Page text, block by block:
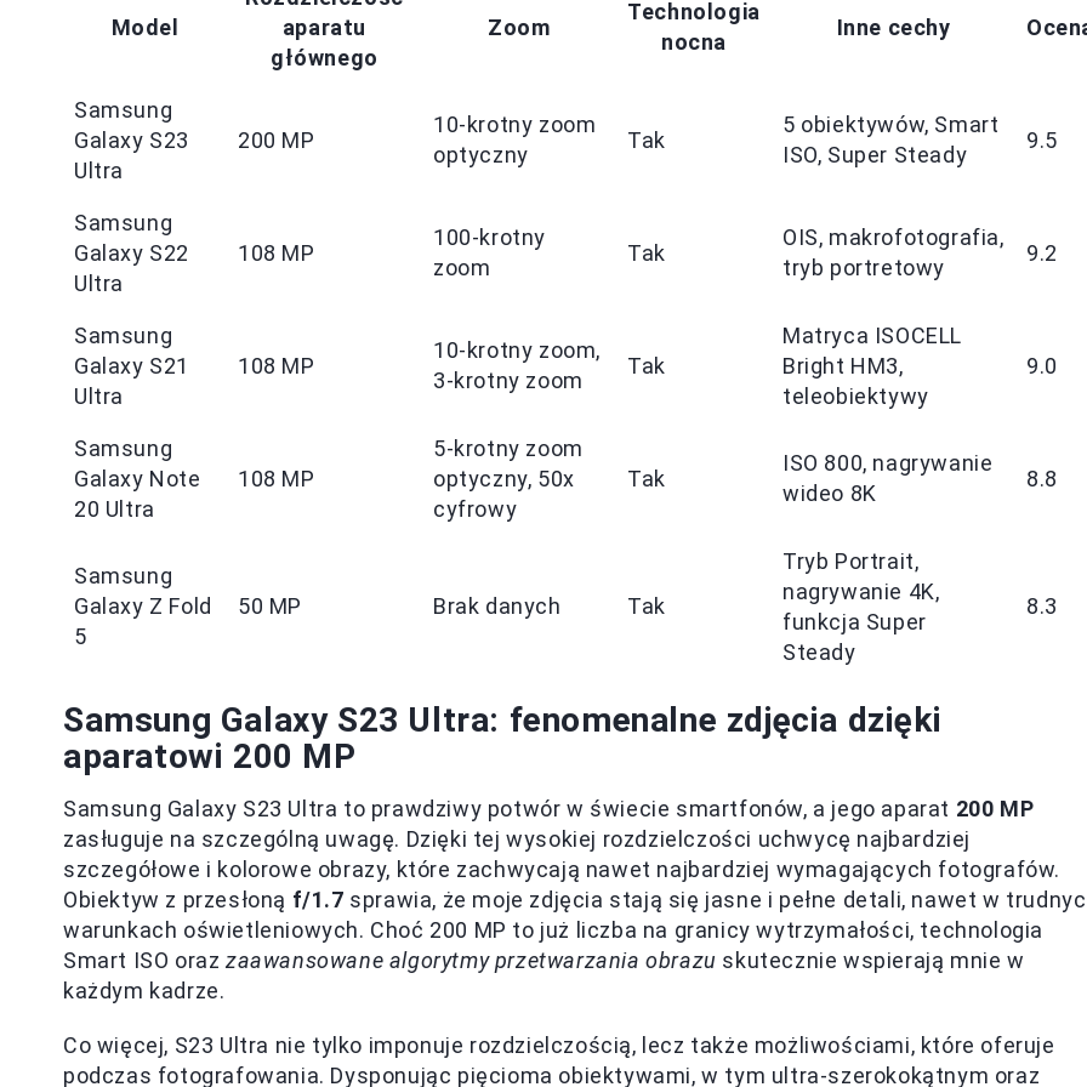
Model
aparatu
głównego
Zoom
Technologia
nocna
Inne cechy
Samsung
Galaxy S23
Ultra
200 MP
10-krotny zoom
optyczny
Tak
5 obiektywów, Smart
ISO, Super Steady
9.5
Samsung
Galaxy S22
Ultra
108 MP
100-krotny
zoom
Tak
OIS, makrofotografia,
tryb portretowy
9.2
Samsung
Galaxy S21
Ultra
108 MP
10-krotny zoom,
3-krotny zoom
Tak
Matryca ISOCELL
Bright HM3,
teleobiektywy
9.0
Samsung
Galaxy Note
20 Ultra
108 MP
5-krotny zoom
optyczny, 50x
cyfrowy
Tak
ISO 800, nagrywanie
wideo 8K
8.8
Samsung
Galaxy Z Fold
5
50 MP Brak danych Tak
Tryb Portrait,
nagrywanie 4K,
funkcja Super
Steady
8.3
Samsung Galaxy S23 Ultra: fenomenalne zdjęcia dzięki
aparatowi 200 MP
Samsung Galaxy S23 Ultra to prawdziwy potwór w świecie smartfonów, a jego aparat 200 MP
zasługuje na szczególną uwagę. Dzięki tej wysokiej rozdzielczości uchwycę najbardziej
szczegółowe i kolorowe obrazy, które zachwycają nawet najbardziej wymagających fotografów.
Obiektyw z przesłoną f/1.7 sprawia, że moje zdjęcia stają się jasne i pełne detali, nawet w
warunkach oświetleniowych. Choć 200 MP to już liczba na granicy wytrzymałości, technologia
Smart ISO oraz zaawansowane algorytmy przetwarzania obrazu skutecznie wspierają mnie w
każdym kadrze.
Co więcej, S23 Ultra nie tylko imponuje rozdzielczością, lecz także możliwościami, które oferuje
podczas fotografowania. Dysponując pięcioma obiektywami, w tym ultra-szerokokątnym oraz